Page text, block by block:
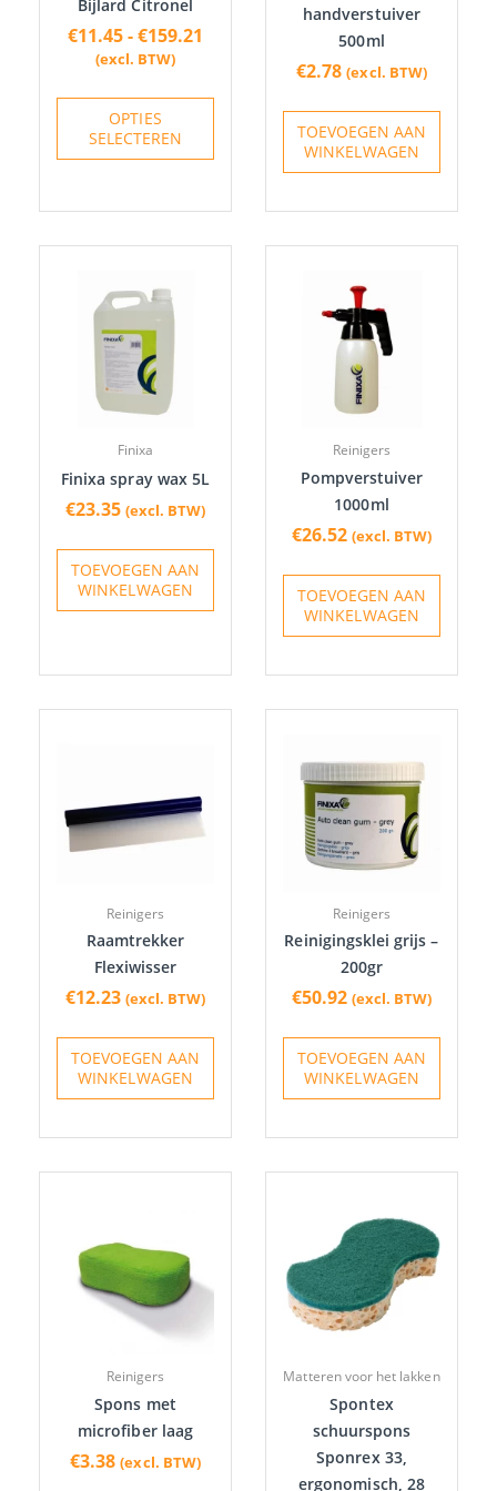
Bijlard Citronel
€11.45-€159.21
(excl. BTW)
OPTIES
SELECTEREN
productpagina
handverstuiver
500ml
€2.78 (excl. BTW)
TOEVOEGEN AAN
WINKELWAGEN
Finixa
Finixa spray wax 5L
€23.35 (excl. BTW)
TOEVOEGEN AAN
WINKELWAGEN
Reinigers
Pompverstuiver
1000ml
€26.52 (excl. BTW)
TOEVOEGEN AAN
WINKELWAGEN
Reinigers
Raamtrekker
Flexiwisser
€12.23 (excl. BTW)
TOEVOEGEN AAN
WINKELWAGEN
Reinigers
Reinigingsklei grijs –
200gr
€50.92 (excl. BTW)
TOEVOEGEN AAN
WINKELWAGEN
Reinigers
Spons met
microfiber laag
€3.38 (excl. BTW)
Matteren voor het lakken
Spontex
schuurspons
Sponrex 33,
ergonomisch, 28